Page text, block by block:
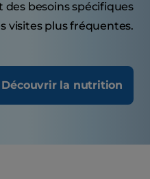
des besoins spécifiques
visites plus fréquentes.
Découvrir la nutrition